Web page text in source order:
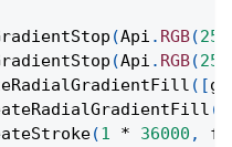
(Api . RGB(255
(Api . RGB(255
( [
(
(1 * 36000 ,